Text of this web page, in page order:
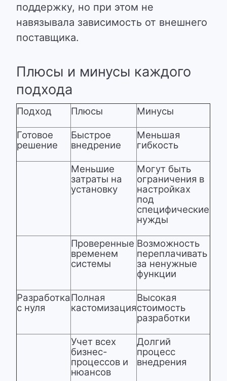
поддержку, но при этом не
навязывала зависимость от внешнего
поставщика.
Плюсы и минусы каждого
подхода
Подход Плюсы Минусы
Готовое
решение
Быстрое
внедрение
Меньшая
гибкость
Меньшие
затраты на
установку
Могут быть
ограничения в
настройках
под
специфические
нужды
Проверенные
временем
системы
Возможность
переплачивать
за ненужные
функции
Разработка
с нуля
Полная
кастомизация
Высокая
стоимость
разработки
Учет всех
бизнес-
процессов и
нюансов
Долгий
процесс
внедрения